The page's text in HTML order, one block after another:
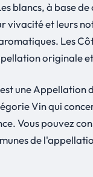
blancs, à base
vivacité et leurs
Les
originale
une Appellation
Vin qui
Vous pouvez
de